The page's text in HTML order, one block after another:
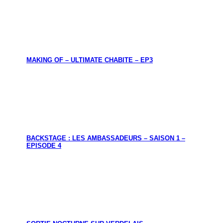
MAKING OF – ULTIMATE CHABITE – EP3
BACKSTAGE : LES AMBASSADEURS – SAISON 1 –
EPISODE 4